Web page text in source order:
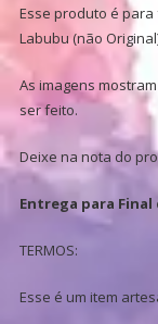
Esse produto é para
Labubu (não
As imagens
ser feito.
Deixe na nota do
Entrega para Final
TERMOS:
Esse é um item